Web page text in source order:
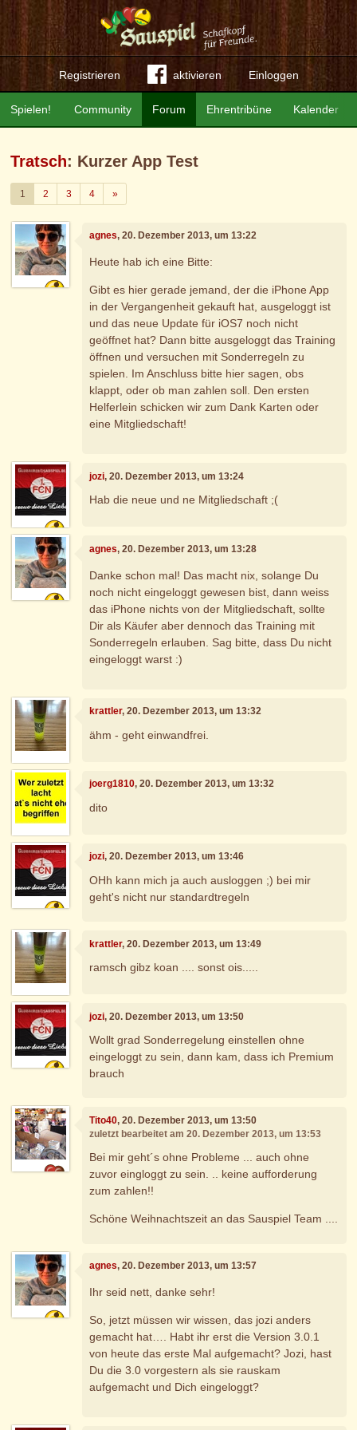
Registrieren aktivieren Einloggen
Community Forum Ehrentribüne Kalender
Spielen!
Tratsch: Kurzer App Test
1 2 3 4 »Weiter
agnes, 20. Dezember 2013, um 13:22
Heute hab ich eine Bitte:
Gibt es hier gerade jemand, der die iPhone App
in der Vergangenheit gekauft hat, ausgeloggt ist
und das neue Update für iOS7 noch nicht
geöffnet hat? Dann bitte ausgeloggt das Training
öffnen und versuchen mit Sonderregeln zu
spielen. Im Anschluss bitte hier sagen, obs
klappt, oder ob man zahlen soll. Den ersten
Helferlein schicken wir zum Dank Karten oder
eine Mitgliedschaft!
jozi, 20. Dezember 2013, um 13:24
Hab die neue und ne Mitgliedschaft ;(
agnes, 20. Dezember 2013, um 13:28
Danke schon mal! Das macht nix, solange Du
noch nicht eingeloggt gewesen bist, dann weiss
das iPhone nichts von der Mitgliedschaft, sollte
Dir als Käufer aber dennoch das Training mit
Sonderregeln erlauben. Sag bitte, dass Du nicht
eingeloggt warst :)
krattler, 20. Dezember 2013, um 13:32
ähm - geht einwandfrei.
joerg1810, 20. Dezember 2013, um 13:32
dito
jozi, 20. Dezember 2013, um 13:46
OHh kann mich ja auch ausloggen ;) bei mir
geht's nicht nur standardtregeln
krattler, 20. Dezember 2013, um 13:49
ramsch gibz koan .... sonst ois.....
jozi, 20. Dezember 2013, um 13:50
Wollt grad Sonderregelung einstellen ohne
eingeloggt zu sein, dann kam, dass ich Premium
brauch
Tito40, 20. Dezember 2013, um 13:50
zuletzt bearbeitet am 20. Dezember 2013, um 13:53
Bei mir geht´s ohne Probleme ... auch ohne
zuvor eingloggt zu sein. .. keine aufforderung
zum zahlen!!
Schöne Weihnachtszeit an das Sauspiel Team ....
agnes, 20. Dezember 2013, um 13:57
Ihr seid nett, danke sehr!
So, jetzt müssen wir wissen, das jozi anders
gemacht hat…. Habt ihr erst die Version 3.0.1
von heute das erste Mal aufgemacht? Jozi, hast
Du die 3.0 vorgestern als sie rauskam
aufgemacht und Dich eingeloggt?